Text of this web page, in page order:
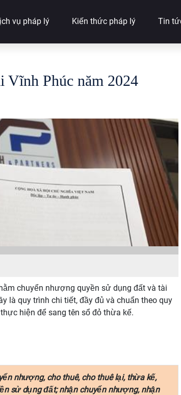
vụ pháp lý Kiến thức pháp lý Tin
Vĩnh Phúc năm 2024
chuyển nhượng quyền sử dụng đất và tài
quy trình chi tiết, đầy đủ và chuẩn theo quy
hiện để sang tên sổ đỏ thừa kế.
nhượng, cho thuê, cho thuê lại, thừa kế,
sử dụng đất; nhận chuyển nhượng, nhận